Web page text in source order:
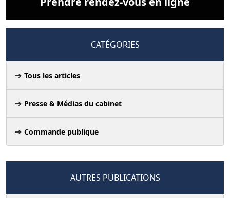
CATÉGORIES
Tous les articles
Presse & Médias du cabinet
Commande publique
AUTRES PUBLICATIONS